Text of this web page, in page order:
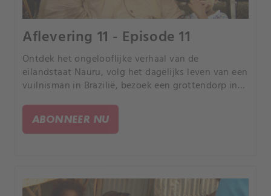
Aflevering 11 - Episode 11
Ontdek het ongelooflijke verhaal van de
eilandstaat Nauru, volg het dagelijks leven van een
vuilnisman in Brazilië, bezoek een grottendorp in
werkomstandigheden van een man die in de
woestijn van Egypte werkt.
ABONNEER NU